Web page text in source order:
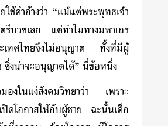
ช้คำอ้างว่า “แม้แต่พระพุทธเจ้า
รีบวชเลย แต่ทำไมทางมหาเถร
เทศไทยจึงไม่อนุญาต ทั้งที่มีผู้
งน่าจะอนุญาตได้” นี่ข้อหนึ่ง
มองในแง่สังคมวิทยาว่า เพราะ
ปิดโอกาสให้กับผู้ชาย ฉะนั้นเด็ก